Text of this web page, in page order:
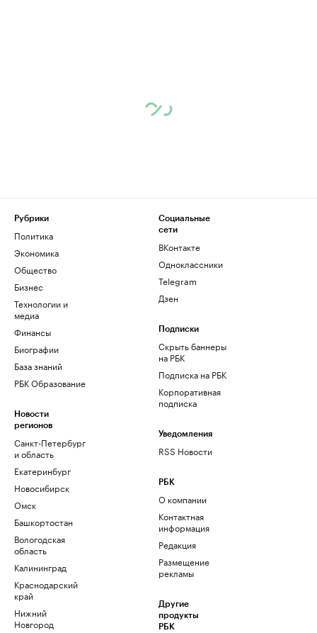
Рубрики
Политика
Экономика
Общество
Бизнес
Технологии и
медиа
Финансы
Биографии
База знаний
РБК Образование
Новости
регионов
Санкт-Петербург
и область
Екатеринбург
Новосибирск
Омск
Башкортостан
Вологодская
область
Калининград
Краснодарский
край
Нижний
Новгород
Социальные
сети
ВКонтакте
Одноклассники
Telegram
Дзен
Подписки
Скрыть баннеры
на РБК
Подписка на РБК
Корпоративная
подписка
Уведомления
RSS Новости
РБК
О компании
Контактная
информация
Редакция
Размещение
рекламы
Другие
продукты
РБК